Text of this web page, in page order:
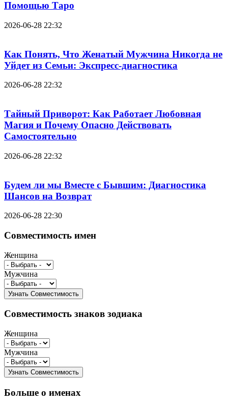
Помощью Таро
2026-06-28 22:32
Как Понять, Что Женатый Мужчина Никогда не
Уйдет из Семьи: Экспресс-диагностика
2026-06-28 22:32
Тайный Приворот: Как Работает Любовная
Магия и Почему Опасно Действовать
Самостоятельно
2026-06-28 22:32
Будем ли мы Вместе с Бывшим: Диагностика
Шансов на Возврат
2026-06-28 22:30
Совместимость имен
Женщина
Мужчина
Совместимость знаков зодиака
Женщина
Мужчина
Больше о именах